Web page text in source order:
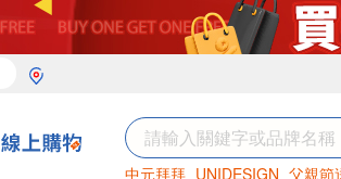
中元拜拜 UNIDESIGN 父親節